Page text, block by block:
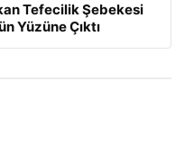
Tefecilik Şebekesi
Yüzüne Çıktı